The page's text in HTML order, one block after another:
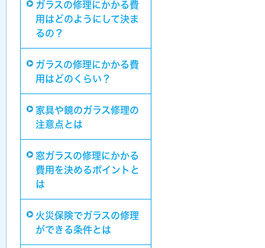
ガラスの修理にかかる費
用はどのようにして決ま
るの？
ガラスの修理にかかる費
用はどのくらい？
家具や鏡のガラス修理の
注意点とは
窓ガラスの修理にかかる
費用を決めるポイントと
は
火災保険でガラスの修理
ができる条件とは